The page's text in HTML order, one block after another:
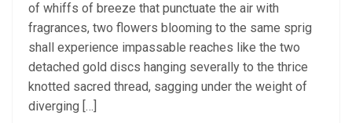
of whiffs of breeze that punctuate the air with
fragrances, two flowers blooming to the same sprig
shall experience impassable reaches like the two
detached gold discs hanging severally to the thrice
knotted sacred thread, sagging under the weight of
diverging […]